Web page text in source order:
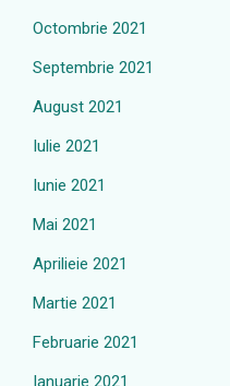
Octombrie 2021
Septembrie 2021
August 2021
Iulie 2021
Iunie 2021
Mai 2021
Aprilieie 2021
Martie 2021
Februarie 2021
Ianuarie 2021